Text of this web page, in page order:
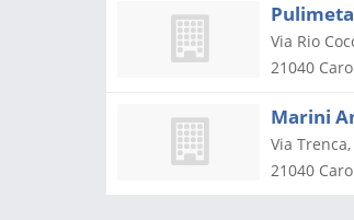
Via Rio
21040
Marini
Via
21040